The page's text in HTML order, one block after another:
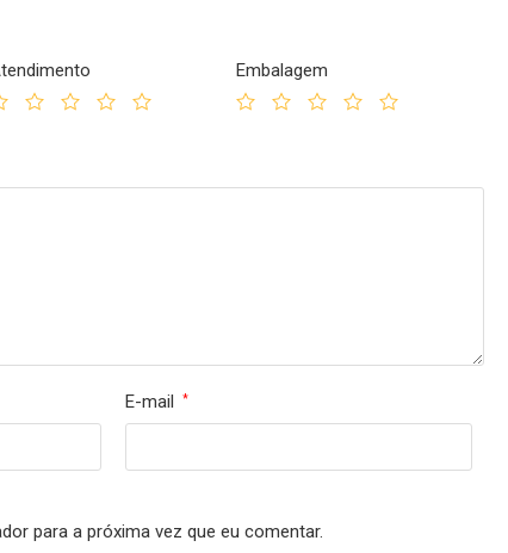
Embalagem
E-mail *
para a próxima vez que eu comentar.